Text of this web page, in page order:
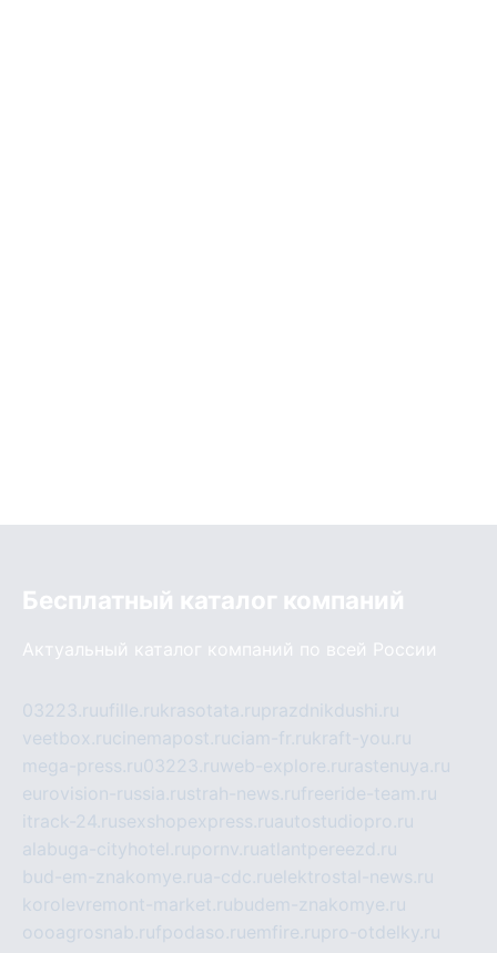
Бесплатный каталог компаний
Актуальный каталог компаний по всей России
03223.ruufille.rukrasotata.ruprazdnikdushi.ru
veetbox.rucinemapost.ruciam-fr.rukraft-you.ru
mega-press.ru03223.ruweb-explore.ru rastenuya.ru
eurovision-russia.rustrah-news.rufreeride-team.ru
itrack-24.rusexshopexpress.ruautostudiopro.ru
alabuga-cityhotel.rupornv.ruatlantpereezd.ru
bud-em-znakomye.rua-cdc.ruelektrostal-news.ru
korolevremont-market.rubudem-znakomye.ru
oooagrosnab.rufpodaso.ruemfire.rupro-otdelky.ru